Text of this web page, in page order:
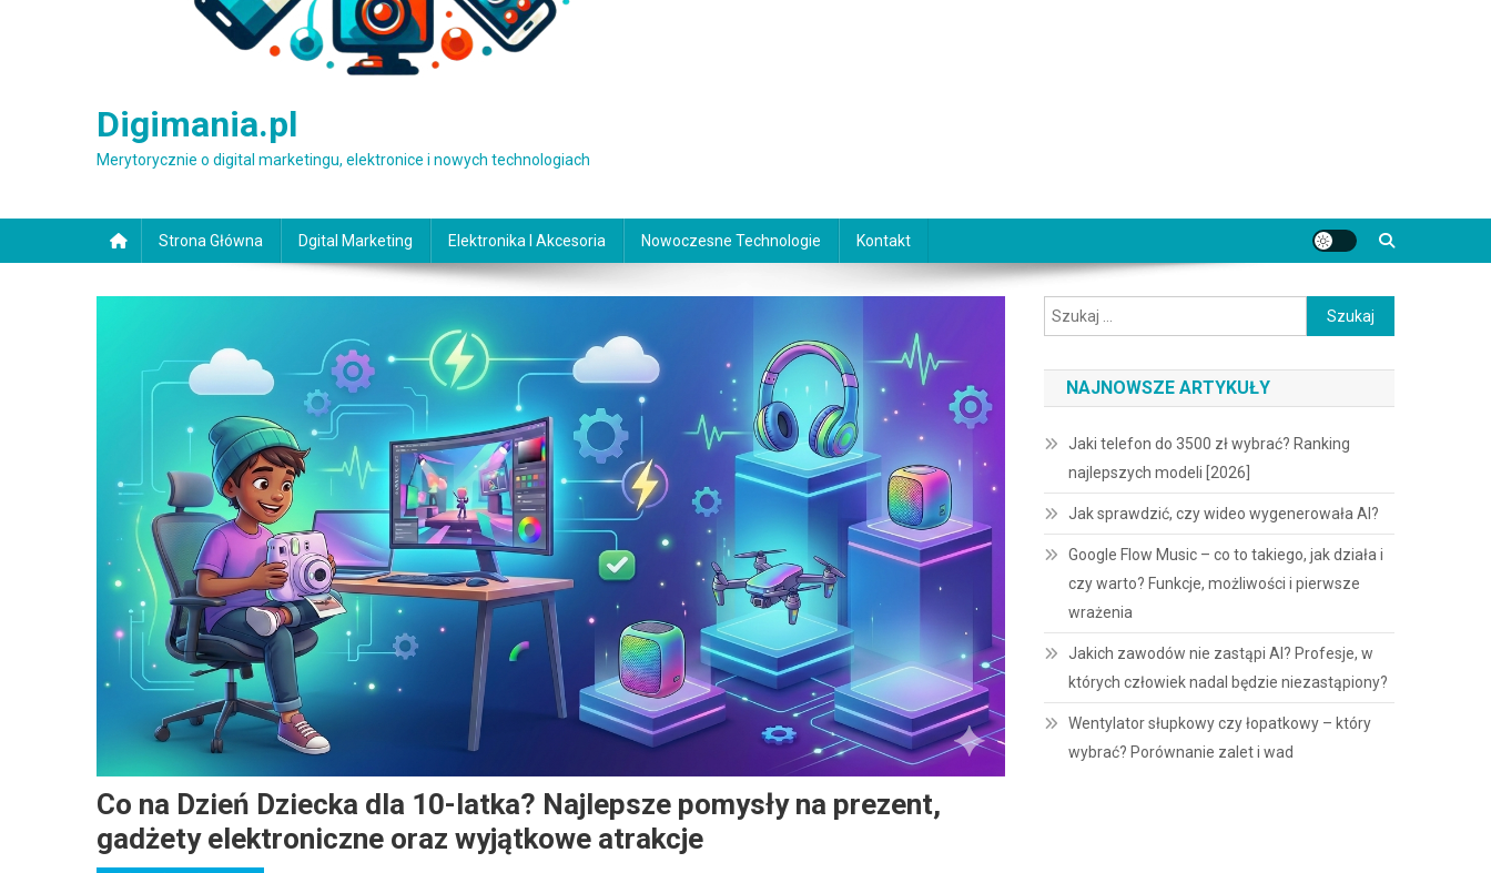
Digimania.pl
Merytorycznie o digital marketingu, elektronice i nowych technologiach
Strona Główna Dgital Marketing Elektronika I Akcesoria Nowoczesne Technologie Kontakt
Co na Dzień Dziecka dla 10-latka? Najlepsze pomysły na prezent,
gadżety elektroniczne oraz wyjątkowe atrakcje
Szukaj:
NAJNOWSZE ARTYKUŁY
Jaki telefon do 3500 zł wybrać? Ranking
najlepszych modeli [2026]
Jak sprawdzić, czy wideo wygenerowała AI?
Google Flow Music – co to takiego, jak działa i
czy warto? Funkcje, możliwości i pierwsze
wrażenia
Jakich zawodów nie zastąpi AI? Profesje, w
których człowiek nadal będzie niezastąpiony?
Wentylator słupkowy czy łopatkowy – który
wybrać? Porównanie zalet i wad